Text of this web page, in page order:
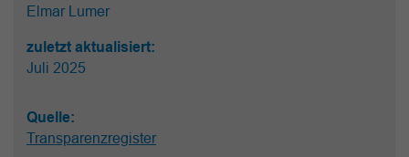
Elmar Lumer
zuletzt aktualisiert:
Juli 2025
Quelle:
Transparenzregister